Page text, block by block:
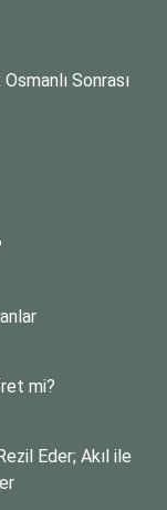
Sonrası
mi?
Eder; Akıl ile